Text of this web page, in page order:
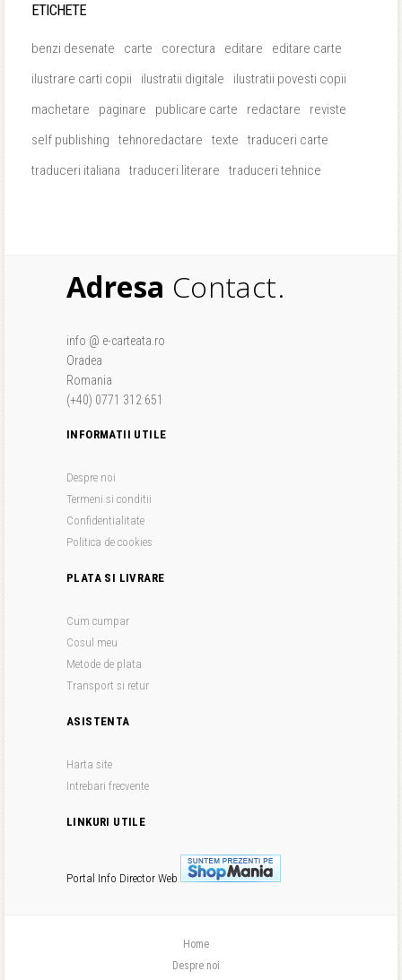
ETICHETE
benzi desenate carte corectura editare
editare carte
ilustrare carti copii
ilustratii digitale
ilustratii povesti copii
machetare
paginare publicare carte redactare
reviste
self publishing
tehnoredactare texte
traduceri carte
traduceri italiana
traduceri literare traduceri tehnice
Adresa Contact.
info @ e-carteata.ro
Oradea
Romania
(+40) 0771 312 651
INFORMATII UTILE
Despre noi
Termeni si conditii
Confidentialitate
Politica de cookies
PLATA SI LIVRARE
Cum cumpar
Cosul meu
Metode de plata
Transport si retur
ASISTENTA
Harta site
Intrebari frecvente
LINKURI UTILE
Portal Info Director Web
Home
Despre noi